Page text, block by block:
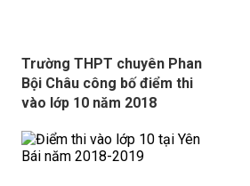
Trường THPT chuyên Phan
Bội Châu công bố điểm thi
vào lớp 10 năm 2018